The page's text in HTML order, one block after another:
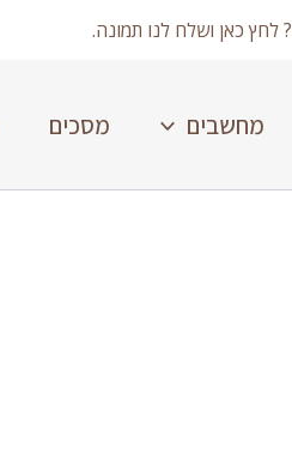
לחץ כאן ושלח לנו תמונה.
מחשבים מסכים